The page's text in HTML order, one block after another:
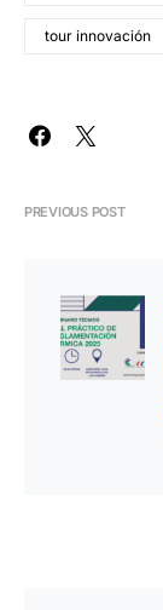
tour innovación
PREVIOUS POST